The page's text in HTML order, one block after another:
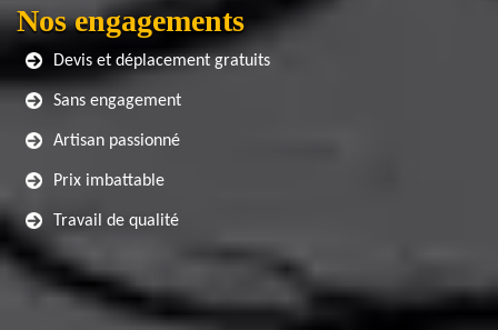
Nos engagements
Devis et déplacement gratuits
Sans engagement
Artisan passionné
Prix imbattable
Travail de qualité